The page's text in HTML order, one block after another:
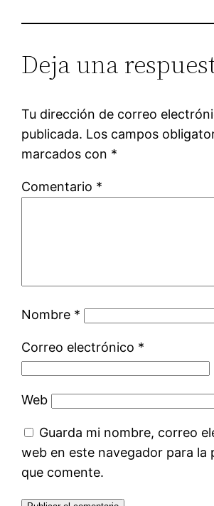
Deja una
Tu dirección de correo
publicada. Los campos
marcados con *
Comentario *
Nombre *
Correo electrónico *
Web
Guarda mi nombre, correo
web en este navegador para la
que comente.